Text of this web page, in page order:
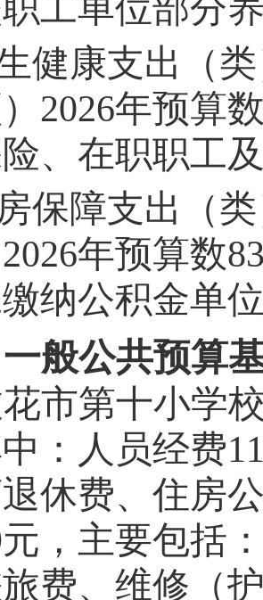
工单位部分
健康支出（
2026年预算
、在职职工
保障支出（
2026年预算数
纳公积金单
般公共预算
市第十小学
：人员经费
休费、住房
元，主要包括
费、维修（